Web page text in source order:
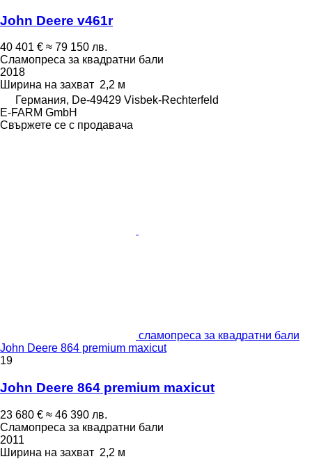
John Deere v461r
40 401 € ≈ 79 150 лв.
Сламопреса за квадратни бали
2018
Ширина на захват 2,2 м
Германия, De-49429 Visbek-Rechterfeld
E-FARM GmbH
Свържете се с продавача
сламопреса за квадратни бали
John Deere 864 premium maxicut
19
John Deere 864 premium maxicut
23 680 € ≈ 46 390 лв.
Сламопреса за квадратни бали
2011
Ширина на захват 2,2 м